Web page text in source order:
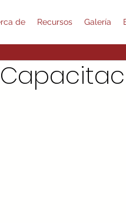
de Recursos Galería